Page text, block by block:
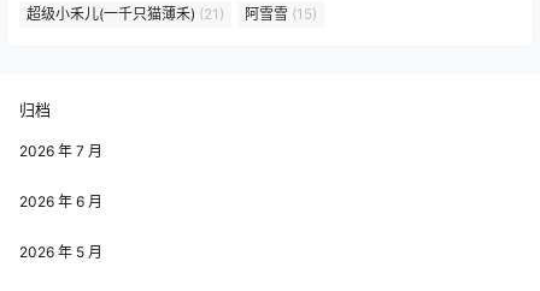
超级小禾儿(一千只猫薄禾) (21) 阿雪雪 (15)
归档
2026 年 7 月
2026 年 6 月
2026 年 5 月